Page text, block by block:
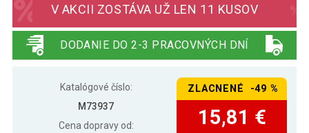
V AKCII ZOSTÁVA UŽ LEN 11 KUSOV
DODANIE DO 2-3 PRACOVNÝCH DNÍ
Katalógové číslo:
M73937
Cena dopravy od:
ZLACNENÉ -49 %
15,81 €